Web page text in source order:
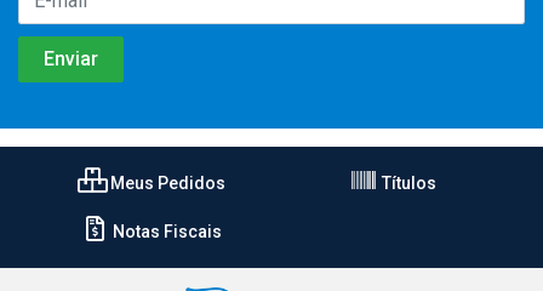
Meus Pedidos Títulos
Notas Fiscais